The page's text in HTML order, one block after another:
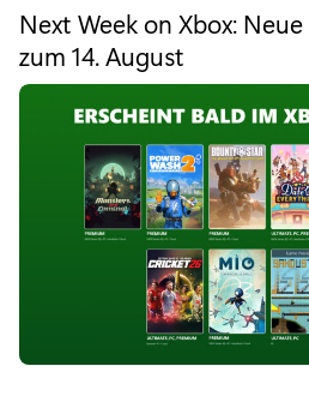
a
d
s
2
0
2
0
:
e
g
o
Next Week on Xbox:
zum 14. August